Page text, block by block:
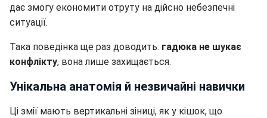
дає змогу економити отруту на дійсно небезпечні
ситуації.
Така поведінка ще раз доводить: гадюка не шукає
конфлікту, вона лише захищається.
Унікальна анатомія й незвичайні навички
Ці змії мають вертикальні зіниці, як у кішок, що